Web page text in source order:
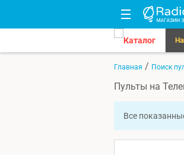
Каталог
Главная / Поиск
Пульты на
Все